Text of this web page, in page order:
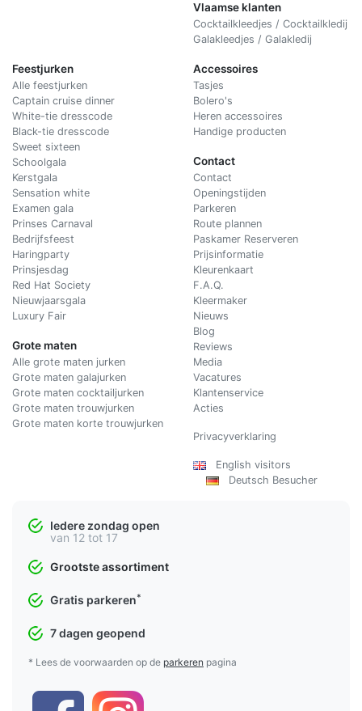
Vlaamse klanten
Cocktailkleedjes / Cocktailkledij
Galakleedjes / Galakledij
Feestjurken
Alle feestjurken
Captain cruise dinner
White-tie dresscode
Black-tie dresscode
Sweet sixteen
Schoolgala
Kerstgala
Sensation white
Examen gala
Prinses Carnaval
Bedrijfsfeest
Haringparty
Prinsjesdag
Red Hat Society
Nieuwjaarsgala
Luxury Fair
Grote maten
Alle grote maten jurken
Grote maten galajurken
Grote maten cocktailjurken
Grote maten trouwjurken
Grote maten korte trouwjurken
Accessoires
Tasjes
Bolero's
Heren accessoires
Handige producten
Contact
Contact
Openingstijden
Parkeren
Route plannen
Paskamer Reserveren
Prijsinformatie
Kleurenkaart
F.A.Q.
Kleermaker
Nieuws
Blog
Reviews
Media
Vacatures
Klantenservice
Acties
Privacyverklaring
English visitors
Deutsch Besucher
Iedere zondag open
van 12 tot 17
Grootste assortiment
Gratis parkeren*
7 dagen geopend
* Lees de voorwaarden op de parkeren pagina